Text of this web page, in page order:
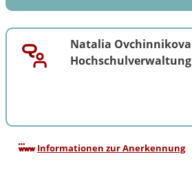
Natalia Ovchinnikova
Hochschulverwaltung
Informationen zur Anerkennung